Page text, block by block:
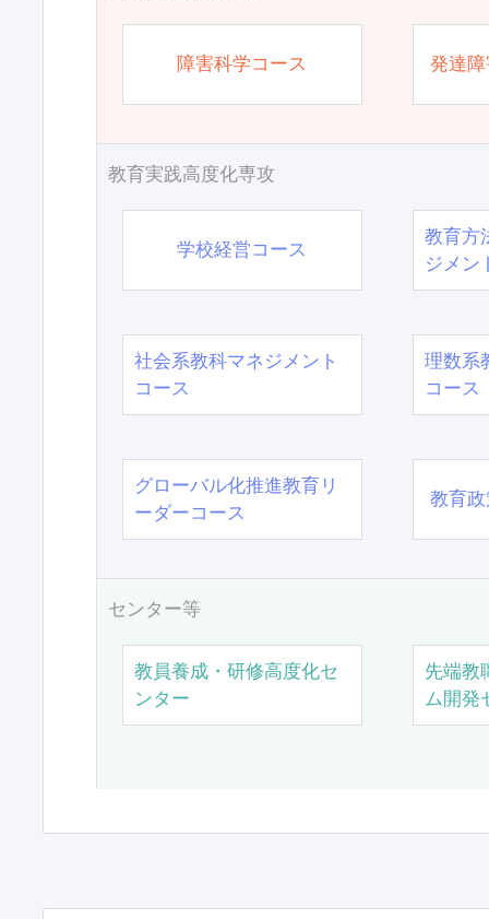
障害科学コース 発達
教育実践高度化専攻
学校経営コース
教育方
ジメン
社会系教科マネジメント
コース
理数系
コース
グローバル化推進教育リ
ーダーコース
教育
センター等
教員養成・研修高度化セ
ンター
先端教
ム開発